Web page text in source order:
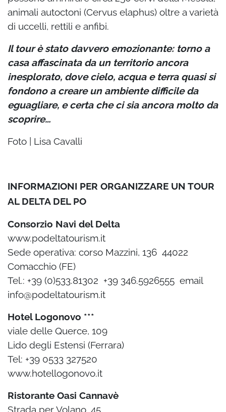
animali autoctoni (Cervus elaphus) oltre a varietà
di uccelli, rettili e anfibi.
Il tour è stato davvero emozionante: torno a
casa affascinata da un territorio ancora
inesplorato, dove cielo, acqua e terra quasi si
fondono a creare un ambiente difficile da
eguagliare, e certa che ci sia ancora molto da
scoprire…
Foto | Lisa Cavalli
INFORMAZIONI PER ORGANIZZARE UN TOUR
AL DELTA DEL PO
Consorzio Navi del Delta
www.podeltatourism.it
Sede operativa: corso Mazzini, 136 ­ 44022
Comacchio (FE)
Tel.: +39 (0)533.81302 ­ +39 346.5926555 ­ email
info@podeltatourism.it
Hotel Logonovo ***
viale delle Querce, 109
Lido degli Estensi (Ferrara)
Tel: +39 0533 327520
www.hotellogonovo.it
Ristorante Oasi Cannavè
Strada per Volano, 45